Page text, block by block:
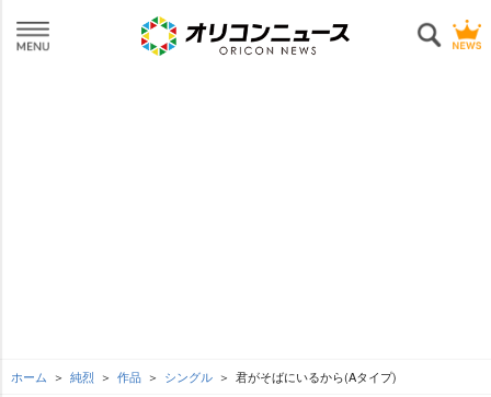
ホーム 純烈 作品 シングル 君がそばにいるから(Aタイプ)